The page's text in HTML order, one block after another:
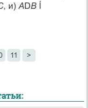
, и) АDВ Í
11 >